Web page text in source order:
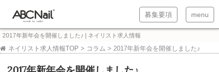
T
o
募集要項
T
o
menu
2017年新年会を開催しました♪ | ネイリスト求人情報
ネイリスト求人情報TOP > コラム > 2017年新年会を開催しました♪